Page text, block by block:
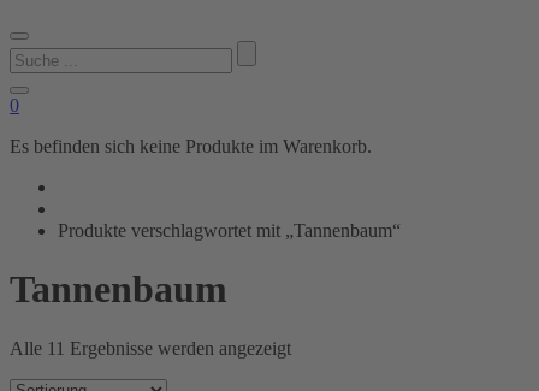
Suchen
nach:
0
Es befinden sich keine Produkte im Warenkorb.
Produkte verschlagwortet mit „Tannenbaum“
Tannenbaum
Alle 11 Ergebnisse werden angezeigt